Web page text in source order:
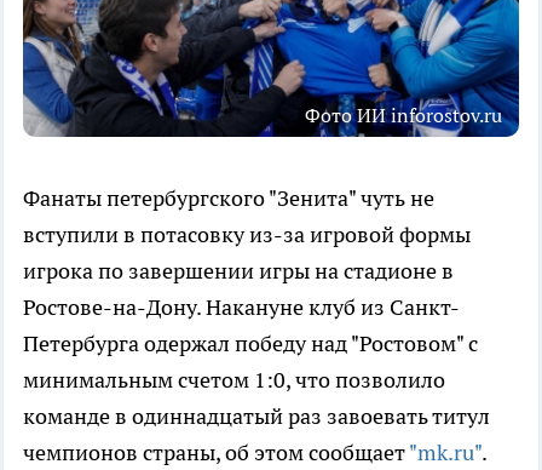
Фото ИИ inforostov.ru
Фанаты петербургского "Зенита" чуть не
вступили в потасовку из-за игровой формы
игрока по завершении игры на стадионе в
Ростове-на-Дону. Накануне клуб из Санкт-
Петербурга одержал победу над "Ростовом" с
минимальным счетом 1:0, что позволило
команде в одиннадцатый раз завоевать титул
чемпионов страны, об этом сообщает"mk.ru".